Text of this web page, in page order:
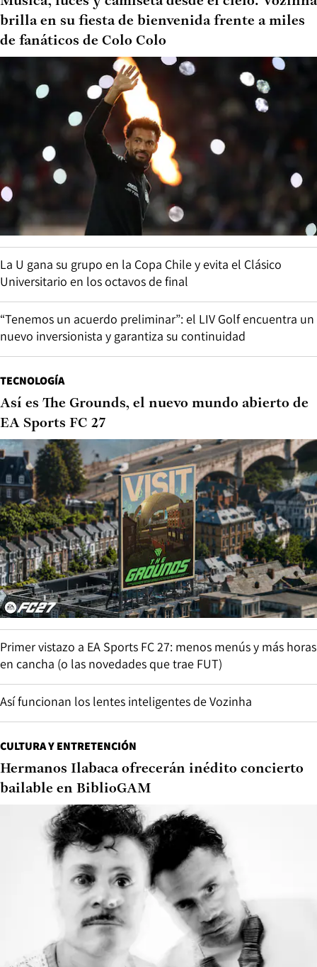
brilla en su fiesta de bienvenida frente a miles
de fanáticos de Colo Colo
La U gana su grupo en la Copa Chile y evita el Clásico
Universitario en los octavos de final
“Tenemos un acuerdo preliminar”: el LIV Golf encuentra un
nuevo inversionista y garantiza su continuidad
TECNOLOGÍA
Así es The Grounds, el nuevo mundo abierto de
EA Sports FC 27
Primer vistazo a EA Sports FC 27: menos menús y más horas
en cancha (o las novedades que trae FUT)
Así funcionan los lentes inteligentes de Vozinha
CULTURA Y ENTRETENCIÓN
Hermanos Ilabaca ofrecerán inédito concierto
bailable en BiblioGAM